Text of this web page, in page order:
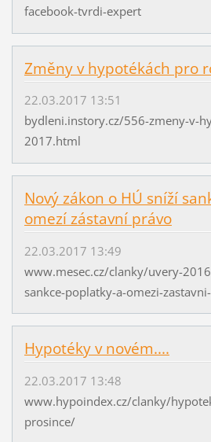
facebook-tvrdi-expert
Změny v hypotékách pro
22.03.2017 13:51
bydleni.instory.cz/556-zmeny-v-
2017.html
Nový zákon o HÚ sníží
omezí zástavní právo
22.03.2017 13:49
www.mesec.cz/clanky/uvery-
sankce-poplatky-a-omezi-
Hypotéky v novém....
22.03.2017 13:48
www.hypoindex.cz/clanky/
prosince/